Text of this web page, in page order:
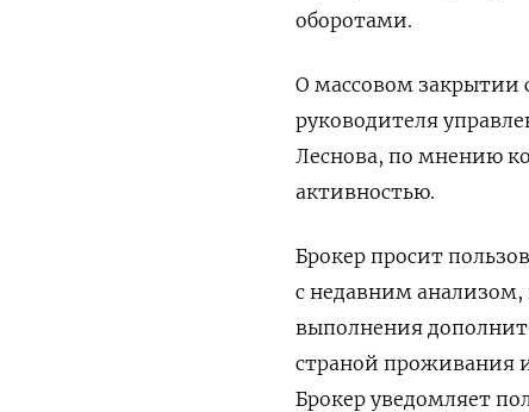
оборотами.
О массовом закрытии
руководителя
Леснова, по мнению
активностью.
Брокер просит
с недавним
выполнения
страной проживания
Брокер уведомляет